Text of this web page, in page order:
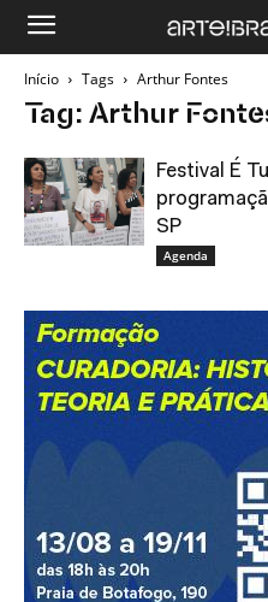
Início Tags Arthur Fontes
Tag: Arthur
Festival É
SP
Agenda